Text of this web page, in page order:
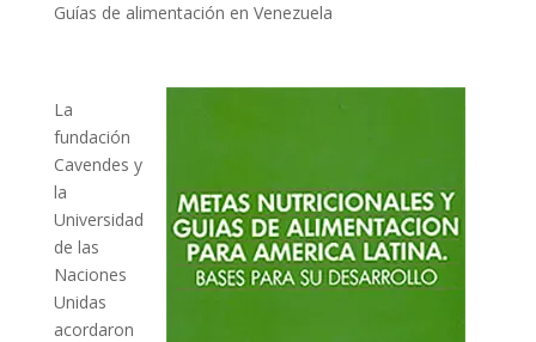
Guías de alimentación en Venezuela
La
fundación
Cavendes y
la
Universidad
de las
Naciones
Unidas
acordaron